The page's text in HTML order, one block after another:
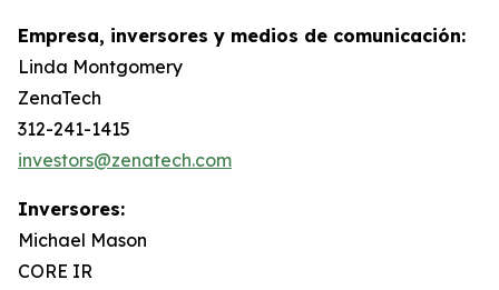
Empresa, inversores y medios de comunicación:
Linda Montgomery
ZenaTech
312-241-1415
investors@zenatech.com
Inversores:
Michael Mason
CORE IR